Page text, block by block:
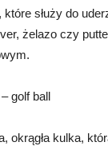
służy do
żelazo czy
golf ball
okrągła kulka,